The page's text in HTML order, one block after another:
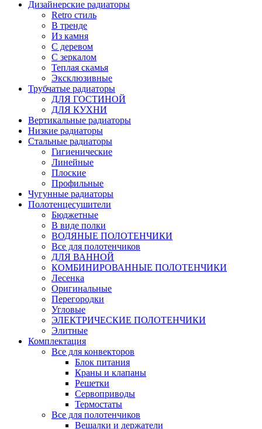
Дизайнерские радиаторы
Retro стиль
В тренде
Из камня
С деревом
С зеркалом
Теплая скамья
Эксклюзивные
Трубчатые радиаторы
ДЛЯ ГОСТИНОЙ
ДЛЯ КУХНИ
Вертикальные радиаторы
Низкие радиаторы
Стальные радиаторы
Гигиенические
Линейные
Плоские
Профильные
Чугунные радиаторы
Полотенцесушители
Бюджетные
В виде полки
ВОДЯНЫЕ ПОЛОТЕНЧИКИ
Все для полотенчиков
ДЛЯ ВАННОЙ
КОМБИНИРОВАННЫЕ ПОЛОТЕНЧИКИ
Лесенка
Оригинальные
Перегородки
Угловые
ЭЛЕКТРИЧЕСКИЕ ПОЛОТЕНЧИКИ
Элитные
Комплектация
Все для конвекторов
Блок питания
Краны и клапаны
Решетки
Сервоприводы
Термостаты
Все для полотенчиков
Вешалки и держатели